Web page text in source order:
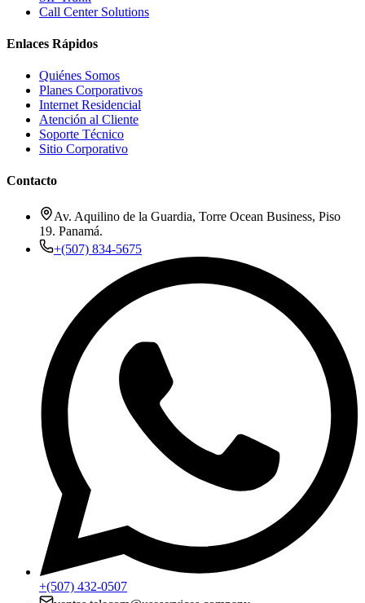
Call Center Solutions
Enlaces Rápidos
Quiénes Somos
Planes Corporativos
Internet Residencial
Atención al Cliente
Soporte Técnico
Sitio Corporativo
Contacto
Av. Aquilino de la Guardia, Torre Ocean Business, Piso
19. Panamá.
+(507) 834-5675
+(507) 432-0507